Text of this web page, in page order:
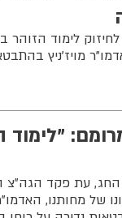
לחיזוק לימוד
מויז'ניץ
"לימוד
עת פקד הגה"צ
של מחותנו,